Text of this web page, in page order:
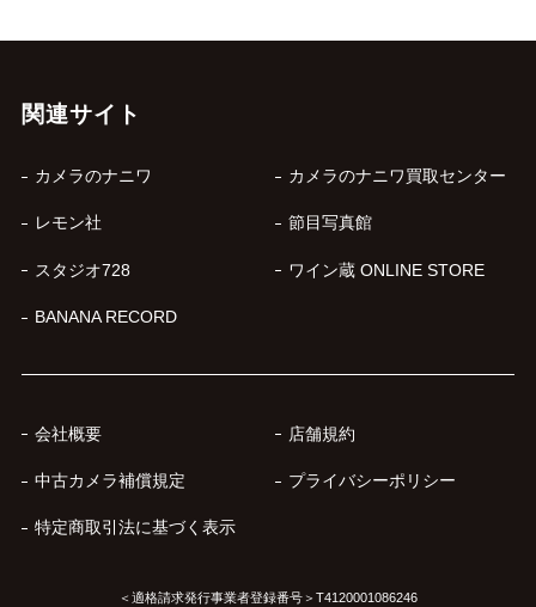
関連サイト
カメラのナニワ カメラのナニワ買取センター
レモン社 節目写真館
スタジオ728 ワイン蔵 ONLINE STORE
BANANA RECORD
会社概要 店舗規約
中古カメラ補償規定 プライバシーポリシー
特定商取引法に基づく表示
＜適格請求発行事業者登録番号＞T4120001086246